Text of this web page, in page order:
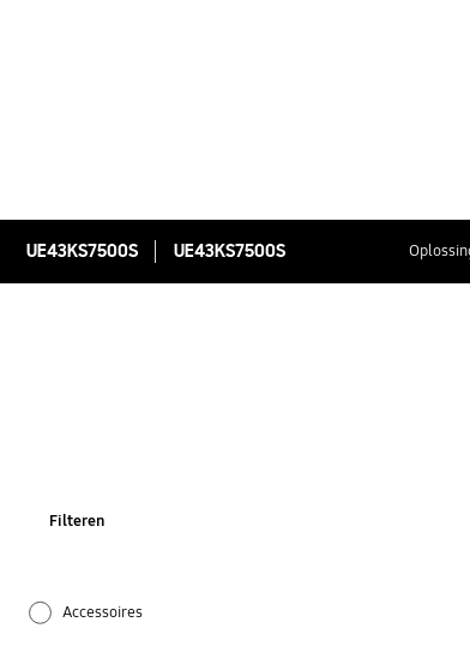
UE43KS7500S UE43KS7500S
Filteren
Accessoires